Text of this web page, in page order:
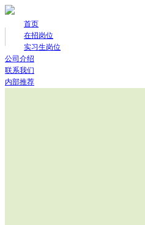
首页
在招岗位
实习生岗位
公司介绍
联系我们
内部推荐